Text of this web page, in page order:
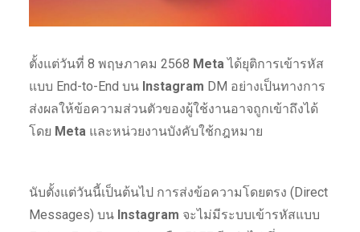
ตั้งแต่วันที่ 8 พฤษภาคม 2568 Meta ได้ยุติการเข้ารหัส
แบบ End-to-End บน Instagram DM อย่างเป็นทางการ
ส่งผลให้ข้อความส่วนตัวของผู้ใช้งานอาจถูกเข้าถึงได้
โดย Meta และหน่วยงานบังคับใช้กฎหมาย
นับตั้งแต่วันนี้เป็นต้นไป การส่งข้อความโดยตรง (Direct
Messages) บน Instagram จะไม่มีระบบเข้ารหัสแบบ